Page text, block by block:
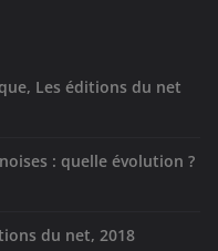
Les éditions du net
: quelle évolution ?
du net, 2018